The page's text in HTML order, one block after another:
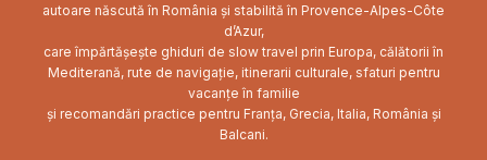
autoare născută în România și stabilită în Provence-Alpes-Côte
d’Azur,
care împărtășește ghiduri de slow travel prin Europa, călătorii în
Mediterană, rute de navigație, itinerarii culturale, sfaturi pentru
vacanțe în familie
și recomandări practice pentru Franța, Grecia, Italia, România și
Balcani.